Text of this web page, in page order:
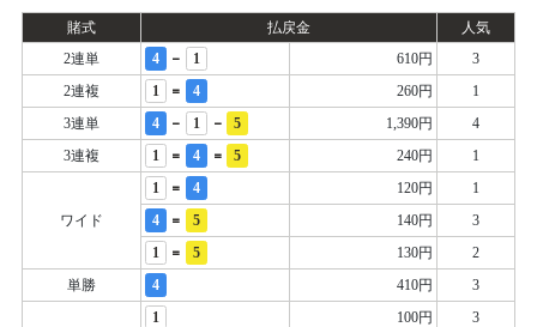
賭式 払戻金
人気
2連単
4 - 1 610円
3
2連複
1 = 4 260円
1
3連単
4 - 1 - 5 1,390円
4
3連複
1 = 4 = 5 240円 1
ワイド
1 = 4 120円
1
4
= 5 140円
3
1
= 5 130円
2
単勝
4 410円 3
1 100円
3